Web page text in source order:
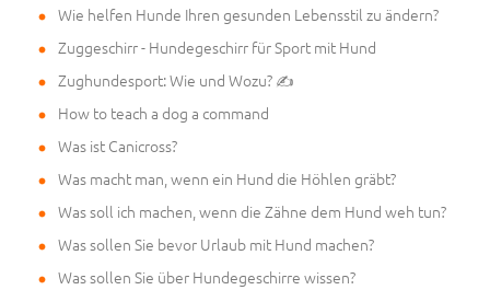
Wie helfen Hunde Ihren gesunden Lebensstil zu ändern?
Zuggeschirr - Hundegeschirr für Sport mit Hund
Zughundesport: Wie und Wozu? ✍
How to teach a dog a command
Was ist Canicross?
Was macht man, wenn ein Hund die Höhlen gräbt?
Was soll ich machen, wenn die Zähne dem Hund weh tun?
Was sollen Sie bevor Urlaub mit Hund machen?
Was sollen Sie über Hundegeschirre wissen?